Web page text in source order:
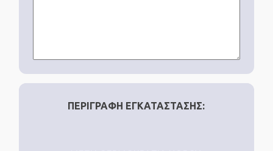
ΠΕΡΙΓΡΑΦΗ ΕΓΚΑΤΑΣΤΑΣΗΣ: